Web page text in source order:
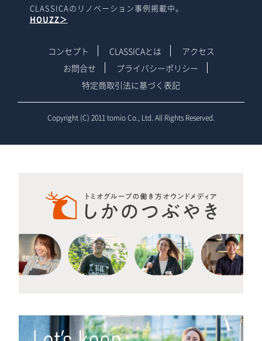
CLASSICAのリノベーション事例掲載中。
HOUZZ＞
コンセプト CLASSICAとは
アクセス
お問合せ
プライバシーポリシー
特定商取引法に基づく表記
Copyright (C) 2011 tomio Co., Ltd. All Rights Reserved.